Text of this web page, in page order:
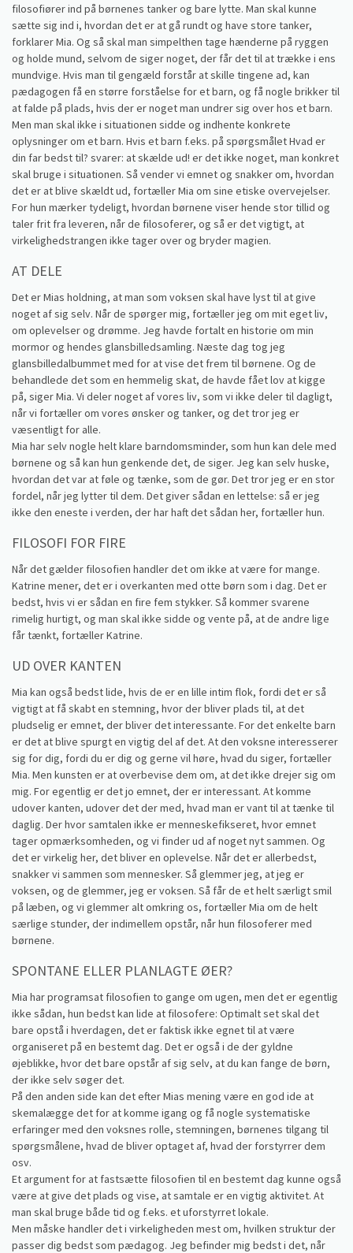
filosofiører ind på børnenes tanker og bare lytte. Man skal kunne
sætte sig ind i, hvordan det er at gå rundt og have store tanker,
forklarer Mia. Og så skal man simpelthen tage hænderne på ryggen
og holde mund, selvom de siger noget, der får det til at trække i ens
mundvige. Hvis man til gengæld forstår at skille tingene ad, kan
pædagogen få en større forståelse for et barn, og få nogle brikker til
at falde på plads, hvis der er noget man undrer sig over hos et barn.
Men man skal ikke i situationen sidde og indhente konkrete
oplysninger om et barn. Hvis et barn f.eks. på spørgsmålet Hvad er
din far bedst til? svarer: at skælde ud! er det ikke noget, man konkret
skal bruge i situationen. Så vender vi emnet og snakker om, hvordan
det er at blive skældt ud, fortæller Mia om sine etiske overvejelser.
For hun mærker tydeligt, hvordan børnene viser hende stor tillid og
taler frit fra leveren, når de filosoferer, og så er det vigtigt, at
virkelighedstrangen ikke tager over og bryder magien.
AT DELE
Det er Mias holdning, at man som voksen skal have lyst til at give
noget af sig selv. Når de spørger mig, fortæller jeg om mit eget liv,
om oplevelser og drømme. Jeg havde fortalt en historie om min
mormor og hendes glansbilledsamling. Næste dag tog jeg
glansbilledalbummet med for at vise det frem til børnene. Og de
behandlede det som en hemmelig skat, de havde fået lov at kigge
på, siger Mia. Vi deler noget af vores liv, som vi ikke deler til dagligt,
når vi fortæller om vores ønsker og tanker, og det tror jeg er
væsentligt for alle.
Mia har selv nogle helt klare barndomsminder, som hun kan dele med
børnene og så kan hun genkende det, de siger. Jeg kan selv huske,
hvordan det var at føle og tænke, som de gør. Det tror jeg er en stor
fordel, når jeg lytter til dem. Det giver sådan en lettelse: så er jeg
ikke den eneste i verden, der har haft det sådan her, fortæller hun.
FILOSOFI FOR FIRE
Når det gælder filosofien handler det om ikke at være for mange.
Katrine mener, det er i overkanten med otte børn som i dag. Det er
bedst, hvis vi er sådan en fire fem stykker. Så kommer svarene
rimelig hurtigt, og man skal ikke sidde og vente på, at de andre lige
får tænkt, fortæller Katrine.
UD OVER KANTEN
Mia kan også bedst lide, hvis de er en lille intim flok, fordi det er så
vigtigt at få skabt en stemning, hvor der bliver plads til, at det
pludselig er emnet, der bliver det interessante. For det enkelte barn
er det at blive spurgt en vigtig del af det. At den voksne interesserer
sig for dig, fordi du er dig og gerne vil høre, hvad du siger, fortæller
Mia. Men kunsten er at overbevise dem om, at det ikke drejer sig om
mig. For egentlig er det jo emnet, der er interessant. At komme
udover kanten, udover det der med, hvad man er vant til at tænke til
daglig. Der hvor samtalen ikke er menneskefikseret, hvor emnet
tager opmærksomheden, og vi finder ud af noget nyt sammen. Og
det er virkelig her, det bliver en oplevelse. Når det er allerbedst,
snakker vi sammen som mennesker. Så glemmer jeg, at jeg er
voksen, og de glemmer, jeg er voksen. Så får de et helt særligt smil
på læben, og vi glemmer alt omkring os, fortæller Mia om de helt
særlige stunder, der indimellem opstår, når hun filosoferer med
børnene.
SPONTANE ELLER PLANLAGTE ØER?
Mia har programsat filosofien to gange om ugen, men det er egentlig
ikke sådan, hun bedst kan lide at filosofere: Optimalt set skal det
bare opstå i hverdagen, det er faktisk ikke egnet til at være
organiseret på en bestemt dag. Det er også i de der gyldne
øjeblikke, hvor det bare opstår af sig selv, at du kan fange de børn,
der ikke selv søger det.
På den anden side kan det efter Mias mening være en god ide at
skemalægge det for at komme igang og få nogle systematiske
erfaringer med den voksnes rolle, stemningen, børnenes tilgang til
spørgsmålene, hvad de bliver optaget af, hvad der forstyrrer dem
osv.
Et argument for at fastsætte filosofien til en bestemt dag kunne også
være at give det plads og vise, at samtale er en vigtig aktivitet. At
man skal bruge både tid og f.eks. et uforstyrret lokale.
Men måske handler det i virkeligheden mest om, hvilken struktur der
passer dig bedst som pædagog. Jeg befinder mig bedst i det, når